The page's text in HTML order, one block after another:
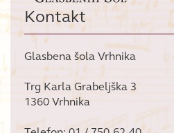
Kontakt
Glasbena šola Vrhnika
Trg Karla Grabeljška 3
1360 Vrhnika